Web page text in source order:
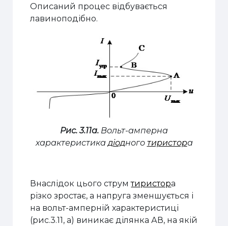
Описаний процес відбувається
лавиноподібно.
Рис. 3.11а. Вольт-амперна
характеристикадіодного тиристора
Внаслідок цього струмтиристора
різко зростає, а напруга зменшується і
на вольт-амперній характеристиці
(рис.3.11, а) виникає ділянка АВ, на якій